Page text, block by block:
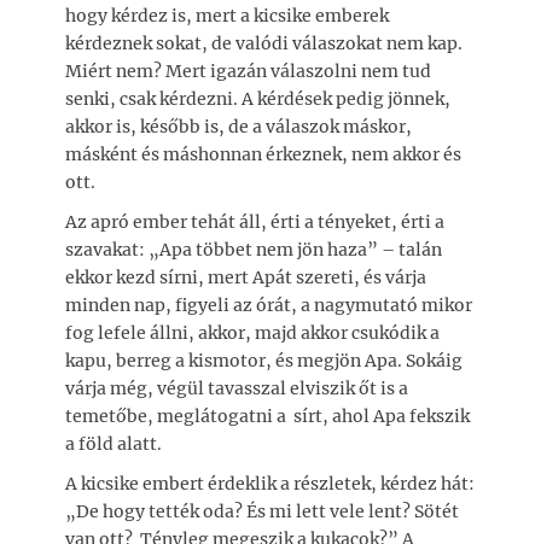
hogy kérdez is, mert a kicsike emberek
kérdeznek sokat, de valódi válaszokat nem kap.
Miért nem? Mert igazán válaszolni nem tud
senki, csak kérdezni. A kérdések pedig jönnek,
akkor is, később is, de a válaszok máskor,
másként és máshonnan érkeznek, nem akkor és
ott.
Az apró ember tehát áll, érti a tényeket, érti a
szavakat: „Apa többet nem jön haza” – talán
ekkor kezd sírni, mert Apát szereti, és várja
minden nap, figyeli az órát, a nagymutató mikor
fog lefele állni, akkor, majd akkor csukódik a
kapu, berreg a kismotor, és megjön Apa. Sokáig
várja még, végül tavasszal elviszik őt is a
temetőbe, meglátogatni a sírt, ahol Apa fekszik
a föld alatt.
A kicsike embert érdeklik a részletek, kérdez hát:
„De hogy tették oda? És mi lett vele lent? Sötét
van ott? Tényleg megeszik a kukacok?” A